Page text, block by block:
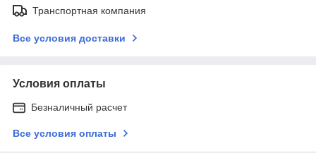
Транспортная компания
Все условия доставки
Условия оплаты
Безналичный расчет
Все условия оплаты